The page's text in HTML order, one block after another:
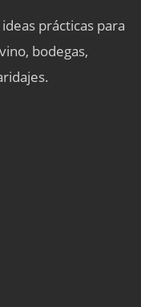
prácticas para
bodegas,